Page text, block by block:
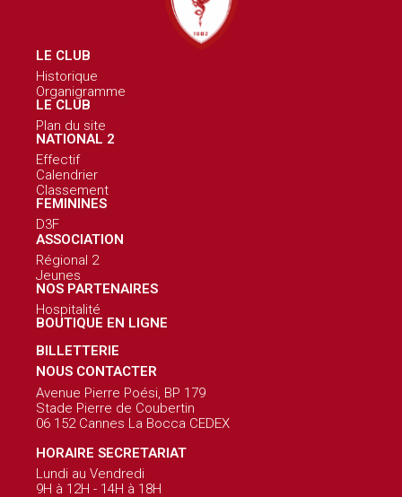
LE CLUB
Historique
Organigramme
LE CLUB
Plan du site
NATIONAL 2
Effectif
Calendrier
Classement
FEMININES
D3F
ASSOCIATION
Régional 2
Jeunes
NOS PARTENAIRES
Hospitalité
BOUTIQUE EN LIGNE
BILLETTERIE
NOUS CONTACTER
Avenue Pierre Poési, BP 179
Stade Pierre de Coubertin
06 152 Cannes La Bocca CEDEX
HORAIRE SECRETARIAT
Lundi au Vendredi
9H à 12H - 14H à 18H